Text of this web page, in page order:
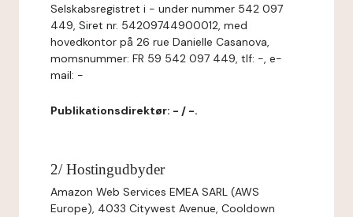
Selskabsregistret i - under nummer 542 097
449, Siret nr. 54209744900012, med
hovedkontor på 26 rue Danielle Casanova,
momsnummer: FR 59 542 097 449, tlf: -, e-
mail: -
Publikationsdirektør: - / -.
2/ Hostingudbyder
Amazon Web Services EMEA SARL (AWS
Europe), 4033 Citywest Avenue, Cooldown